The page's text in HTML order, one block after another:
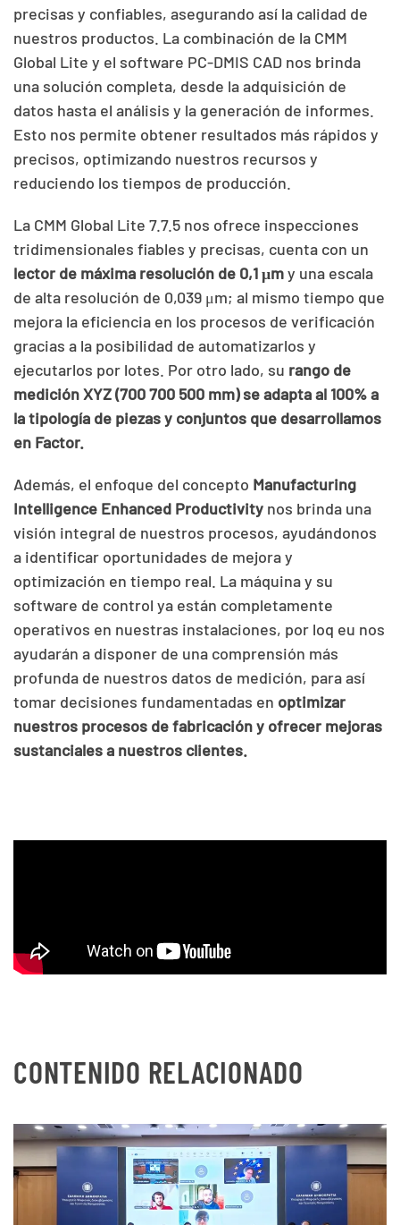
precisas y confiables, asegurando así la calidad de
nuestros productos. La combinación de la CMM
Global Lite y el software PC-DMIS CAD nos brinda
una solución completa, desde la adquisición de
datos hasta el análisis y la generación de informes.
Esto nos permite obtener resultados más rápidos y
precisos, optimizando nuestros recursos y
reduciendo los tiempos de producción.
La CMM Global Lite 7.7.5 nos ofrece inspecciones
tridimensionales fiables y precisas, cuenta con un
lector de máxima resolución de 0,1 μmy una escala
de alta resolución de 0,039 μm; al mismo tiempo que
mejora la eficiencia en los procesos de verificación
gracias a la posibilidad de automatizarlos y
ejecutarlos por lotes. Por otro lado, su rango de
medición XYZ (700 700 500 mm) se adapta al 100% a
la tipología de piezas y conjuntos que desarrollamos
en Factor.
Además, el enfoque del concepto Manufacturing
Intelligence Enhanced Productivity nos brinda una
visión integral de nuestros procesos, ayudándonos
a identificar oportunidades de mejora y
optimización en tiempo real. La máquina y su
software de control ya están completamente
operativos en nuestras instalaciones, por loq eu nos
ayudarán a disponer de una comprensión más
profunda de nuestros datos de medición, para así
tomar decisiones fundamentadas en optimizar
nuestros procesos de fabricación y ofrecer mejoras
sustanciales a nuestros clientes.
CONTENIDO RELACIONADO